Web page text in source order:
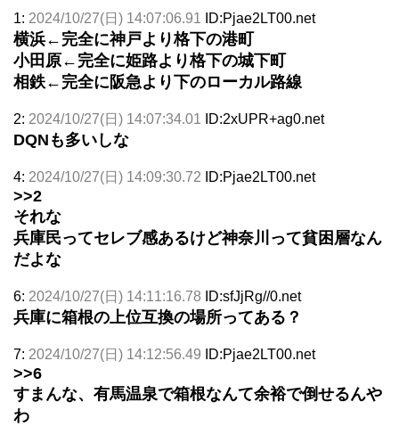
1: 2024/10/27(日) 14:07:06.91 ID:Pjae2LT00.net
横浜←完全に神戸より格下の港町
小田原←完全に姫路より格下の城下町
相鉄←完全に阪急より下のローカル路線
2: 2024/10/27(日) 14:07:34.01 ID:2xUPR+ag0.net
DQNも多いしな
4: 2024/10/27(日) 14:09:30.72 ID:Pjae2LT00.net
>>2
それな
兵庫民ってセレブ感あるけど神奈川って貧困層なん
だよな
6: 2024/10/27(日) 14:11:16.78 ID:sfJjRg//0.net
兵庫に箱根の上位互換の場所ってある？
7: 2024/10/27(日) 14:12:56.49 ID:Pjae2LT00.net
>>6
すまんな、有馬温泉で箱根なんて余裕で倒せるんや
わ